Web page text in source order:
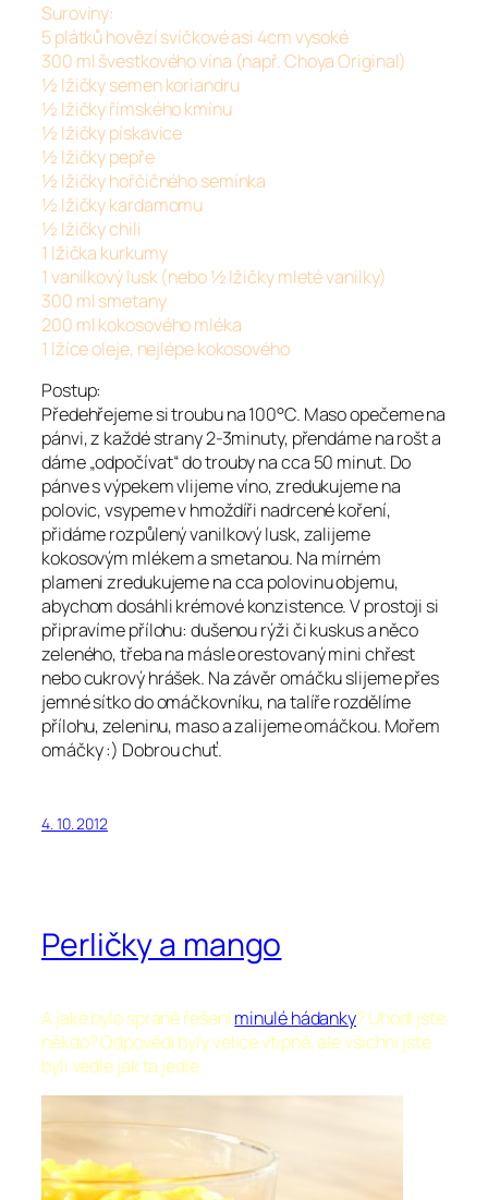
Suroviny:
5 plátků hovězí svíčkové asi 4cm vysoké
300 ml švestkového vína (např. Choya Original)
½ lžičky semen koriandru
½ lžičky římského kmínu
½ lžičky pískavice
½ lžičky pepře
½ lžičky hořčičného semínka
½ lžičky kardamomu
½ lžičky chili
1 lžička kurkumy
1 vanilkový lusk (nebo ½ lžičky mleté vanilky)
300 ml smetany
200 ml kokosového mléka
1 lžíce oleje, nejlépe kokosového
Postup:
Předehřejeme si troubu na 100°C. Maso opečeme na
pánvi, z každé strany 2-3minuty, přendáme na rošt a
dáme „odpočívat“ do trouby na cca 50 minut. Do
pánve s výpekem vlijeme víno, zredukujeme na
polovic, vsypeme v hmoždíři nadrcené koření,
přidáme rozpůlený vanilkový lusk, zalijeme
kokosovým mlékem a smetanou. Na mírném
plameni zredukujeme na cca polovinu objemu,
abychom dosáhli krémové konzistence. V prostoji si
připravíme přílohu: dušenou rýži či kuskus a něco
zeleného, třeba na másle orestovaný mini chřest
nebo cukrový hrášek. Na závěr omáčku slijeme přes
jemné sítko do omáčkovníku, na talíře rozdělíme
přílohu, zeleninu, maso a zalijeme omáčkou. Mořem
omáčky :) Dobrou chuť.
4. 10. 2012
Perličky a mango
A jaké bylo spráně řešeníminulé hádanky? Uhodl jste
někdo? Odpovědi byly velice vtipné, ale všichni jste
byli vedle jak ta jedle.